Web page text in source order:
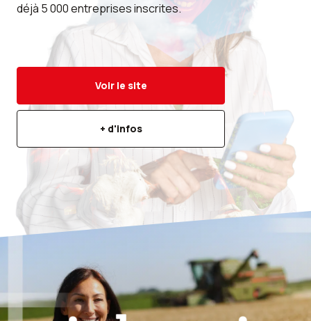
déjà 5 000 entreprises inscrites.
Voir le site
+ d'infos